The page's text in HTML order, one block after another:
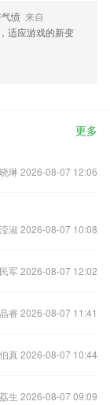
愤 来自
适应游戏的新变
更多
琳 2026-08-07 12:06
淑 2026-08-07 10:08
军 2026-08-07 12:02
睿 2026-08-07 11:41
真 2026-08-07 10:44
生 2026-08-07 09:09